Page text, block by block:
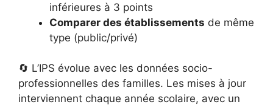
inférieures à 3 points
Comparer des établissements de même
type (public/privé)
🔄 L’IPS évolue avec les données socio-
professionnelles des familles. Les mises à jour
interviennent chaque année scolaire, avec un